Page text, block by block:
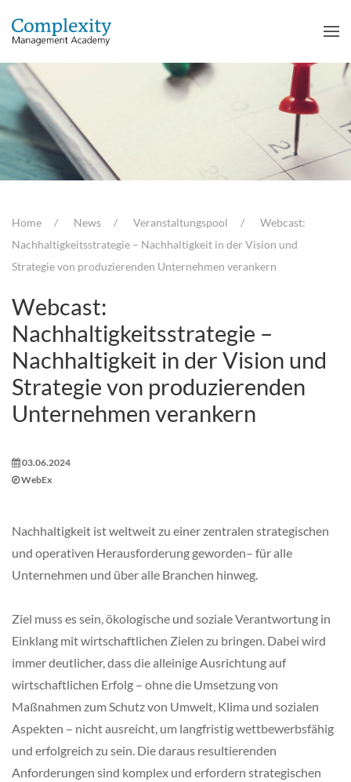
Home News Veranstaltungspool
Webcast:
Nachhaltigkeitsstrategie – Nachhaltigkeit in der Vision und
Strategie von produzierenden Unternehmen verankern
Webcast:
Nachhaltigkeitsstrategie –
Nachhaltigkeit in der Vision und
Strategie von produzierenden
Unternehmen verankern
03.06.2024
WebEx
Nachhaltigkeit ist weltweit zu einer zentralen strategischen
und operativen Herausforderung geworden– für alle
Unternehmen und über alle Branchen hinweg.
Ziel muss es sein, ökologische und soziale Verantwortung in
Einklang mit wirtschaftlichen Zielen zu bringen. Dabei wird
immer deutlicher, dass die alleinige Ausrichtung auf
wirtschaftlichen Erfolg – ohne die Umsetzung von
Maßnahmen zum Schutz von Umwelt, Klima und sozialen
Aspekten – nicht ausreicht, um langfristig wettbewerbsfähig
und erfolgreich zu sein. Die daraus resultierenden
Anforderungen sind komplex und erfordern strategischen